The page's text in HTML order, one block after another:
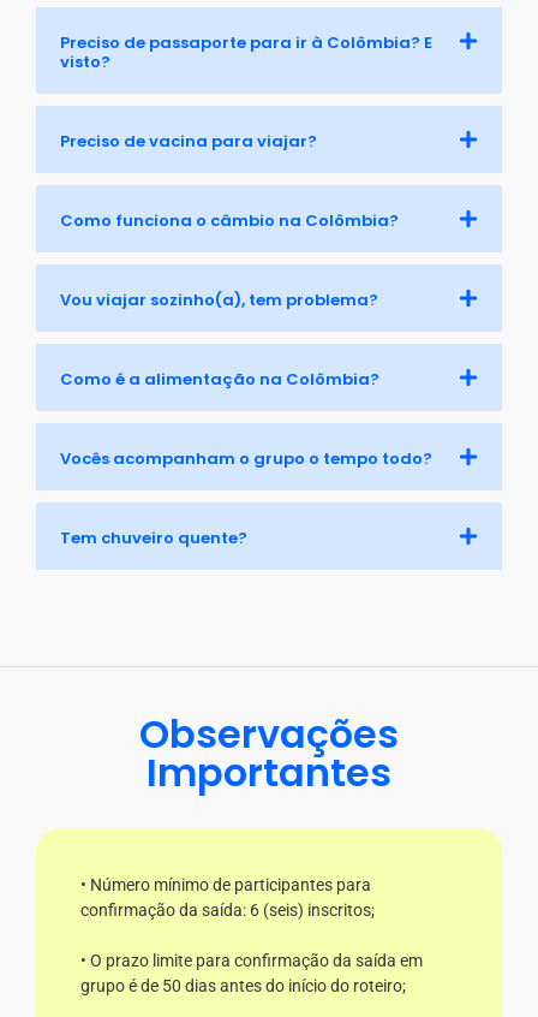
Preciso de passaporte para ir à Colômbia? E
visto?
Preciso de vacina para viajar?
Como funciona o câmbio na Colômbia?
Vou viajar sozinho(a), tem problema?
Como é a alimentação na Colômbia?
Vocês acompanham o grupo o tempo todo?
Tem chuveiro quente?
Observações
Importantes
• Número mínimo de participantes para
confirmação da saída: 6 (seis) inscritos;
• O prazo limite para confirmação da saída em
grupo é de 50 dias antes do início do roteiro;